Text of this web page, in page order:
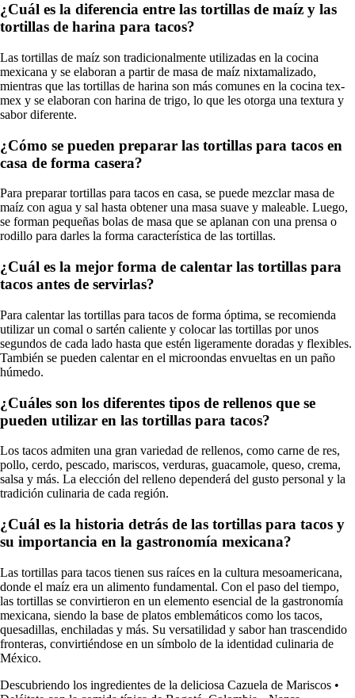
¿Cuál es la diferencia entre las tortillas de maíz y las
tortillas de harina para tacos?
Las tortillas de maíz son tradicionalmente utilizadas en la cocina
mexicana y se elaboran a partir de masa de maíz nixtamalizado,
mientras que las tortillas de harina son más comunes en la cocina tex-
mex y se elaboran con harina de trigo, lo que les otorga una textura y
sabor diferente.
¿Cómo se pueden preparar las tortillas para tacos en
casa de forma casera?
Para preparar tortillas para tacos en casa, se puede mezclar masa de
maíz con agua y sal hasta obtener una masa suave y maleable. Luego,
se forman pequeñas bolas de masa que se aplanan con una prensa o
rodillo para darles la forma característica de las tortillas.
¿Cuál es la mejor forma de calentar las tortillas para
tacos antes de servirlas?
Para calentar las tortillas para tacos de forma óptima, se recomienda
utilizar un comal o sartén caliente y colocar las tortillas por unos
segundos de cada lado hasta que estén ligeramente doradas y flexibles.
También se pueden calentar en el microondas envueltas en un paño
húmedo.
¿Cuáles son los diferentes tipos de rellenos que se
pueden utilizar en las tortillas para tacos?
Los tacos admiten una gran variedad de rellenos, como carne de res,
pollo, cerdo, pescado, mariscos, verduras, guacamole, queso, crema,
salsa y más. La elección del relleno dependerá del gusto personal y la
tradición culinaria de cada región.
¿Cuál es la historia detrás de las tortillas para tacos y
su importancia en la gastronomía mexicana?
Las tortillas para tacos tienen sus raíces en la cultura mesoamericana,
donde el maíz era un alimento fundamental. Con el paso del tiempo,
las tortillas se convirtieron en un elemento esencial de la gastronomía
mexicana, siendo la base de platos emblemáticos como los tacos,
quesadillas, enchiladas y más. Su versatilidad y sabor han trascendido
fronteras, convirtiéndose en un símbolo de la identidad culinaria de
México.
Descubriendo los ingredientes de la deliciosa Cazuela de Mariscos •